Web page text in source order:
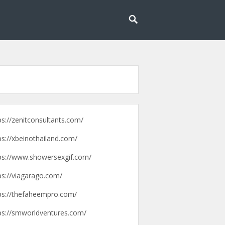
zenitconsultants.com/
xbeinothailand.com/
www.showersexgif.com/
viagarago.com/
thefaheempro.com/
smworldventures.com/